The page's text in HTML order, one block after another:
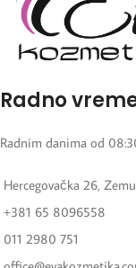
Radno
Radnim danima od
Hercegovačka 26,
+381 65 8096558
011 2980 751